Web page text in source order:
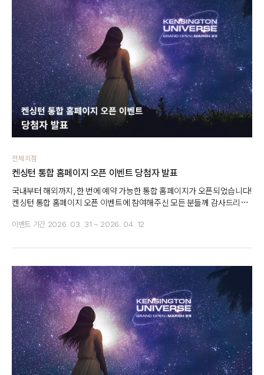
전체 지점
켄싱턴 통합 홈페이지 오픈 이벤트 당첨자 발표
국내부터 해외까지, 한 번에 예약 가능한 통합 홈페이지가 오픈되었습니다!
켄싱턴 통합 홈페이지 오픈 이벤트에 참여해주신 모든 분들께 감사드리며
(※ 당첨자는 켄싱턴호텔앤리조트 로그인 아이디 기준으로 확인
이벤트 기간 2026. 03. 31 ~ 2026. 04. 12